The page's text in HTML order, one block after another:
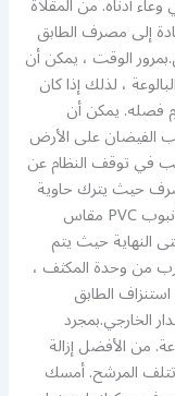
إلى مصرف الطابق
الوقت ، يمكن أن
، لذلك إذا كان
فصله. يمكن أن
على الأرض
في توقف النظام عن
حيث يترك حاوية
ملف المبخر. عادة ما يكون التصريف عبارة عن أنبوب PVC مقاس
النهاية حيث يتم
من وحدة المكثف ،
الطابق
الخارجي.بمجرد
من الأفضل إزالة
المرشح. أمسك